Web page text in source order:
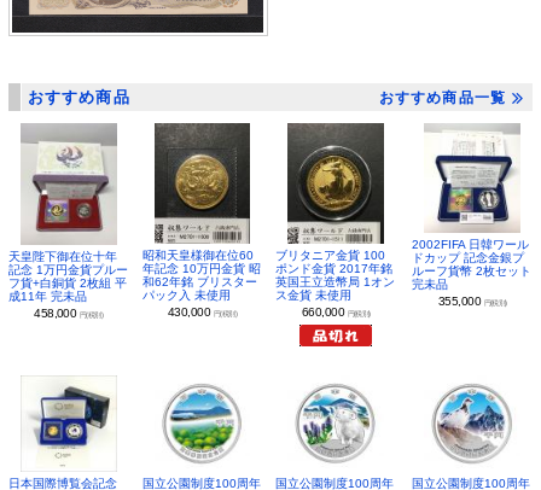
おすすめ商品 おすすめ商品一覧
天皇陛下御在位十年
記念 1万円金貨プルー
フ貨+白銅貨 2枚組 平
成11年 完未品
458,000 円(税別)
昭和天皇様御在位60
年記念 10万円金貨 昭
和62年銘 ブリスター
パック入 未使用
430,000 円(税別)
ブリタニア金貨 100
ポンド金貨 2017年銘
英国王立造幣局 1オン
ス金貨 未使用
660,000 円(税別)
2002FIFA 日韓ワール
ドカップ 記念金銀プ
ルーフ貨幣 2枚セット
完未品
355,000 円(税別)
日本国際博覧会記念
国立公園制度100周年
国立公園制度100周年
国立公園制度100周年